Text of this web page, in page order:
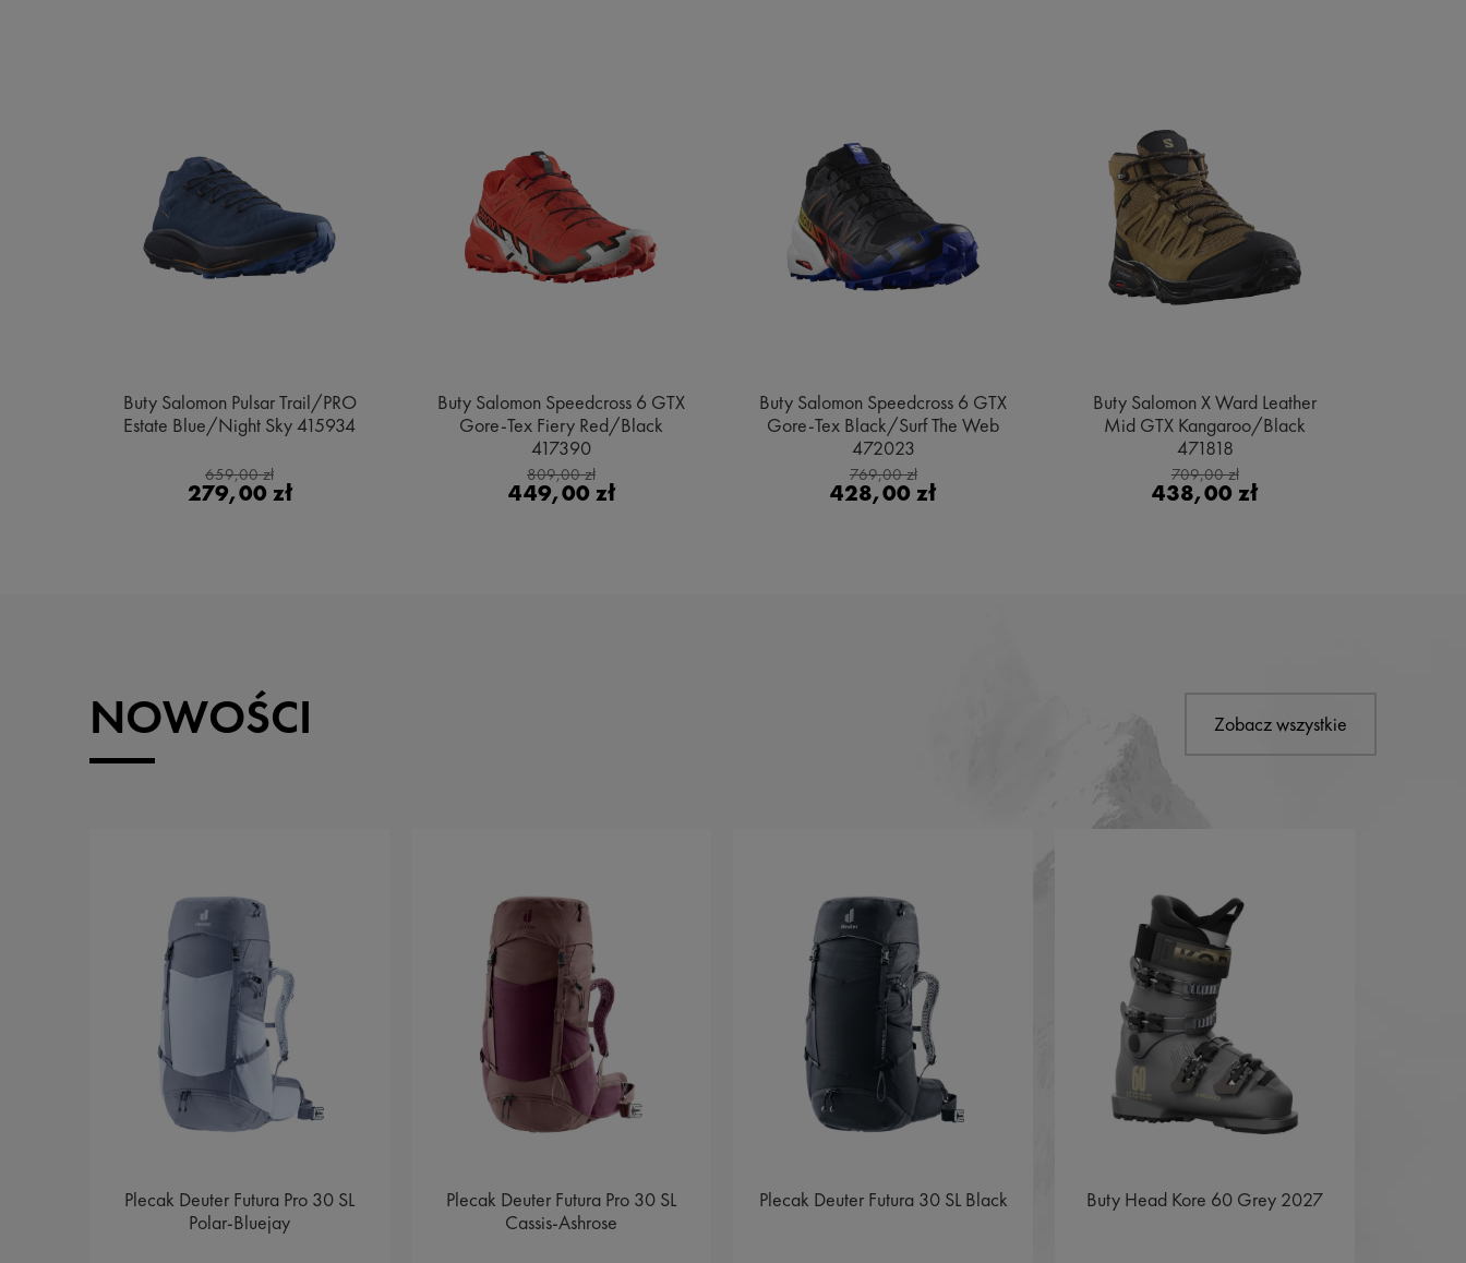
Buty Salomon Pulsar Trail/PRO
Estate Blue/Night Sky 415934
659,00 zł
279,00 zł
Buty Salomon Speedcross 6 GTX
Gore-Tex Fiery Red/Black
417390
809,00 zł
449,00 zł
Buty Salomon Speedcross 6 GTX
Gore-Tex Black/Surf The Web
472023
769,00 zł
428,00 zł
Buty Salomon X Ward Leather
Mid GTX Kangaroo/Black
471818
709,00 zł
438,00 zł
NOWOŚCI Zobacz wszystkie
Plecak Deuter Futura Pro 30 SL
Polar-Bluejay
Plecak Deuter Futura Pro 30 SL
Cassis-Ashrose
Plecak Deuter Futura 30 SL Black Buty Head Kore 60 Grey 2027